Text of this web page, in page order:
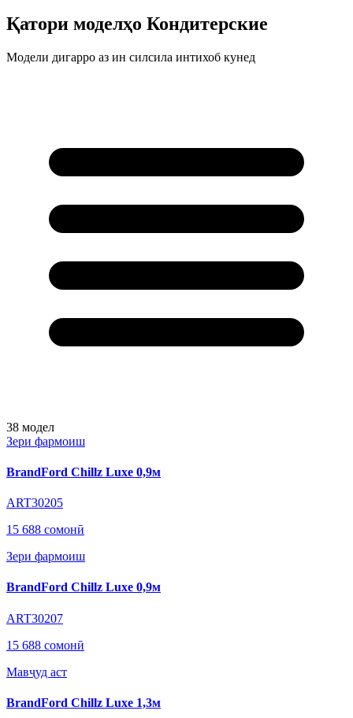
Қатори моделҳо Кондитерские
Модели дигарро аз ин силсила интихоб кунед
38 модел
Зери фармоиш
BrandFord Chillz Luxe 0,9м
ART30205
15 688 сомонӣ
Зери фармоиш
BrandFord Chillz Luxe 0,9м
ART30207
15 688 сомонӣ
Мавҷуд аст
BrandFord Chillz Luxe 1,3м